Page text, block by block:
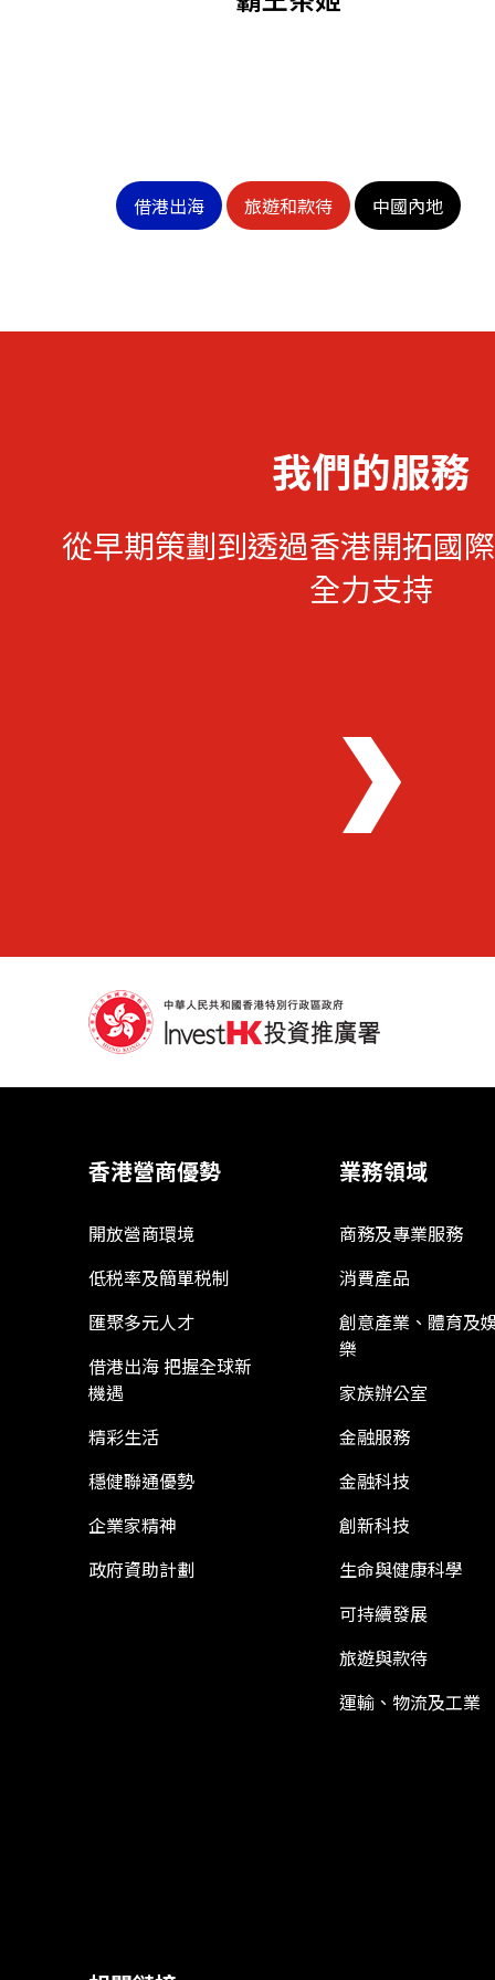
借港出海 旅遊和款待 中國內地
我們的服務
從早期策劃到透過香港開拓國
全力支持
香港營商優勢
開放營商環境
低税率及簡單税制
匯聚多元人才
借港出海 把握全球新
機遇
精彩生活
穩健聯通優勢
企業家精神
政府資助計劃
業務領域
商務及專業服務
消費產品
創意產業、體育及
樂
家族辦公室
金融服務
金融科技
創新科技
生命與健康科學
可持續發展
旅遊與款待
運輸、物流及工業